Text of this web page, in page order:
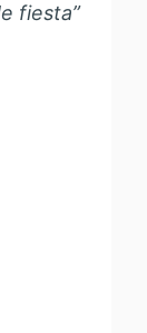
fiesta”